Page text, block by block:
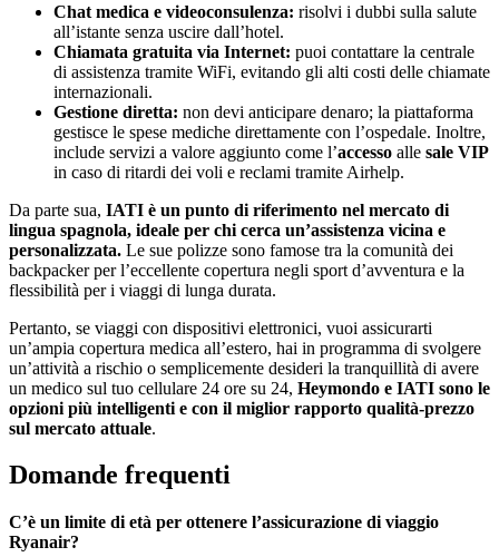
Chat medica e videoconsulenza: risolvi i dubbi sulla salute
all’istante senza uscire dall’hotel.
Chiamata gratuita via Internet: puoi contattare la centrale
di assistenza tramite WiFi, evitando gli alti costi delle chiamate
internazionali.
Gestione diretta: non devi anticipare denaro; la piattaforma
gestisce le spese mediche direttamente con l’ospedale. Inoltre,
include servizi a valore aggiunto come l’accesso alle sale VIP
in caso di ritardi dei voli e reclami tramite Airhelp.
Da parte sua, IATI è un punto di riferimento nel mercato di
lingua spagnola, ideale per chi cerca un’assistenza vicina e
personalizzata. Le sue polizze sono famose tra la comunità dei
backpacker per l’eccellente copertura negli sport d’avventura e la
flessibilità per i viaggi di lunga durata.
Pertanto, se viaggi con dispositivi elettronici, vuoi assicurarti
un’ampia copertura medica all’estero, hai in programma di svolgere
un’attività a rischio o semplicemente desideri la tranquillità di avere
un medico sul tuo cellulare 24 ore su 24, Heymondo e IATI sono le
opzioni più intelligenti e con il miglior rapporto qualità-prezzo
sul mercato attuale.
Domande frequenti
C’è un limite di età per ottenere l’assicurazione di viaggio
Ryanair?